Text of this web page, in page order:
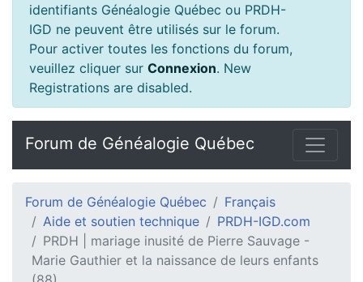
identifiants Généalogie Québec ou PRDH-
IGD ne peuvent être utilisés sur le forum.
Pour activer toutes les fonctions du forum,
veuillez cliquer sur Connexion. New
Registrations are disabled.
Forum de Généalogie Québec
Forum de Généalogie Québec
Français
Aide et soutien technique
PRDH-IGD.com
PRDH | mariage inusité de Pierre Sauvage -
Marie Gauthier et la naissance de leurs enfants